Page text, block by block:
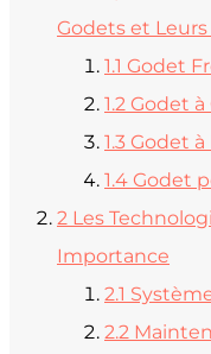
Godets et
1.1 Godet
1.2 Godet à
1.3 Godet à
1.4 Godet
2 Les
Importance
2.1
2.2